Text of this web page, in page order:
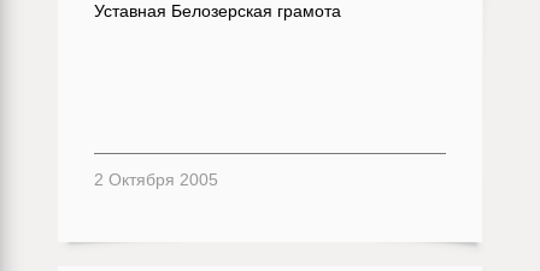
Уставная Белозерская грамота
2 Октября 2005